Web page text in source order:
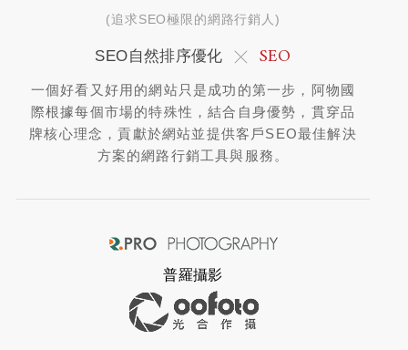
(追求SEO極限的網路行銷人)
SEO自然排序優化 SEO
一個好看又好用的網站只是成功的第一步，阿物國
際根據每個市場的特殊性，結合自身優勢，貫穿品
牌核心理念，貢獻於網站並提供客戶SEO最佳解決
方案的網路行銷工具與服務。
普羅攝影